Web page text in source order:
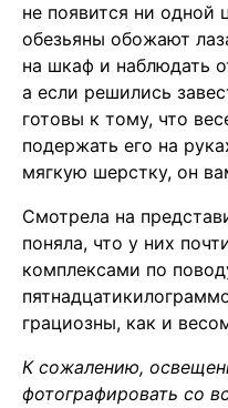
не появится ни одной
обезьяны обожают
на шкаф и наблюдать
а если решились
готовы к тому, что
подержать его на
мягкую шерстку, он
Смотрела на
поняла, что у них
комплексами по
грациозны, как и
К сожалению,
фотографировать со